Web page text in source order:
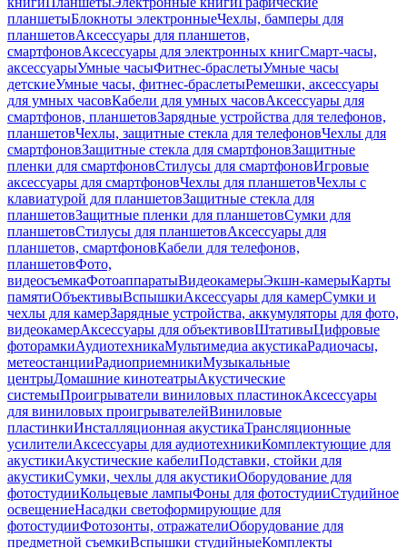
планшетыБлокноты электронныеЧехлы, бамперы для
планшетовАксессуары для планшетов,
смартфоновАксессуары для электронных книгСмарт-часы,
аксессуарыУмные часыФитнес-браслетыУмные часы
детскиеУмные часы, фитнес-браслетыРемешки, аксессуары
для умных часовКабели для умных часовАксессуары для
смартфонов, планшетовЗарядные устройства для телефонов,
планшетовЧехлы, защитные стекла для телефоновЧехлы для
смартфоновЗащитные стекла для смартфоновЗащитные
пленки для смартфоновСтилусы для смартфоновИгровые
аксессуары для смартфоновЧехлы для планшетовЧехлы с
клавиатурой для планшетовЗащитные стекла для
планшетовЗащитные пленки для планшетовСумки для
планшетовСтилусы для планшетовАксессуары для
планшетов, смартфоновКабели для телефонов,
планшетовФото,
видеосъемкаФотоаппаратыВидеокамерыЭкшн-камерыКарты
памятиОбъективыВспышкиАксессуары для камерСумки и
чехлы для камерЗарядные устройства, аккумуляторы для фото,
видеокамерАксессуары для объективовШтативыЦифровые
фоторамкиАудиотехникаМультимедиа акустикаРадиочасы,
метеостанцииРадиоприемникиМузыкальные
центрыДомашние кинотеатрыАкустические
системыПроигрыватели виниловых пластинокАксессуары
для виниловых проигрывателейВиниловые
пластинкиИнсталляционная акустикаТрансляционные
усилителиАксессуары для аудиотехникиКомплектующие для
акустикиАкустические кабелиПодставки, стойки для
акустикиСумки, чехлы для акустикиОборудование для
фотостудииКольцевые лампыФоны для фотостудииСтудийное
освещениеНасадки светоформирующие для
фотостудииФотозонты, отражателиОборудование для
предметной съемкиВспышки студийныеКомплекты